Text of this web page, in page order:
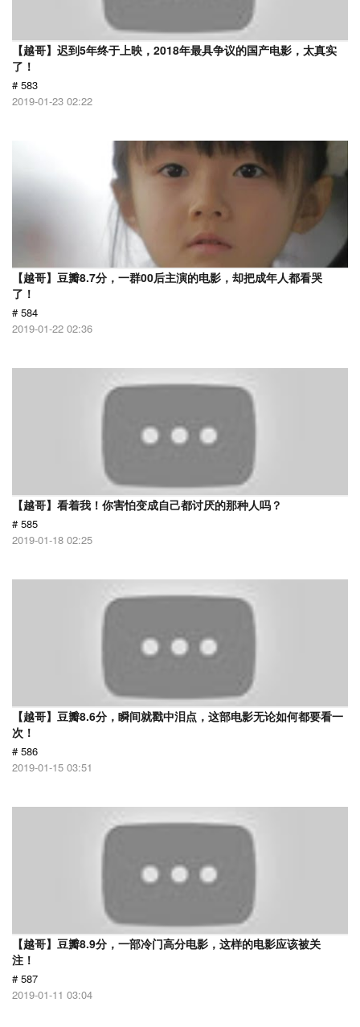
【越哥】迟到5年终于上映，2018年最具争议的国产电影，太真实
了！
# 583
2019-01-23 02:22
【越哥】豆瓣8.7分，一群00后主演的电影，却把成年人都看哭
了！
# 584
2019-01-22 02:36
【越哥】看着我！你害怕变成自己都讨厌的那种人吗？
# 585
2019-01-18 02:25
【越哥】豆瓣8.6分，瞬间就戳中泪点，这部电影无论如何都要看一
次！
# 586
2019-01-15 03:51
【越哥】豆瓣8.9分，一部冷门高分电影，这样的电影应该被关
注！
# 587
2019-01-11 03:04